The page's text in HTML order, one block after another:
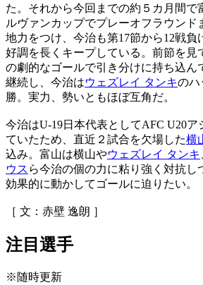
た。それから今回までの約５カ月間で
ルヴァンカップでプレーオフラウンド
地力をつけ、今治も第17節から12戦負
好調を長くキープしている。前節を見
の劇的なゴールで引き分けに持ち込ん
継続し、今治はウェズレイ タンキのハ
勝。実力、勢いともほぼ互角だ。
今治はU-19日本代表としてAFC U20ア
ていたため、直近２試合を欠場した横
込み。富山は横山やウェズレイ タンキ
ウス ら今治の個の力に粘り強く対抗し
効果的に動かしてゴールに迫りたい。
［ 文：赤壁 逸朗 ］
注目選手
※随時更新